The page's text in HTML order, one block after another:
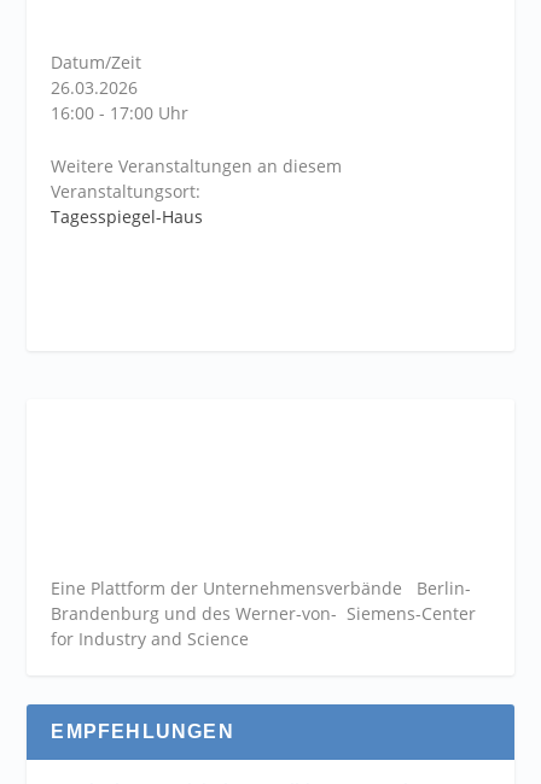
Datum/Zeit
26.03.2026
16:00 - 17:00 Uhr
Weitere Veranstaltungen an diesem
Veranstaltungsort:
Tagesspiegel-Haus
Eine Plattform der Unternehmensverbände Berlin-
Brandenburg und des Werner-von- Siemens-Center
for Industry and Science
EMPFEHLUNGEN